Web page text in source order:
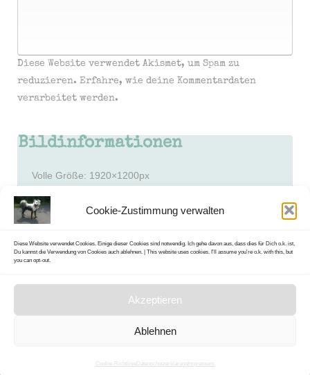
Cookie-Zustimmung verwalten
Diese Website verwendet Cookies. Einige dieser Cookies sind notwendig. Ich gehe davon aus, dass dies für Dich o.k. ist,
Du kannst die Verwendung von Cookies auch ablehnen. | This website uses cookies. I'll assume you're o.k. with this, but
you can opt-out.
Akzeptieren
Ablehnen
Cookie-Richtlinie Datenschutzerklärung Impressum
Diese Website verwendet Akismet, um Spam zu
reduzieren. Erfahre, wie deine Kommentardaten
verarbeitet werden.
Bildinformationen
Volle Größe: 1920×1200px
Brennweite: 14mm
Empfindlichkeit (ISO): 100
Belichtungsdauer: 30 Sek
Modell: NIKON D4
Datenschutzrichtlinien | privacy n´cookies policy